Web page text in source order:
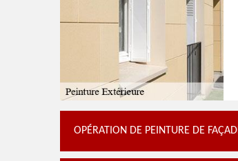
OPÉRATION DE PEINTURE DE